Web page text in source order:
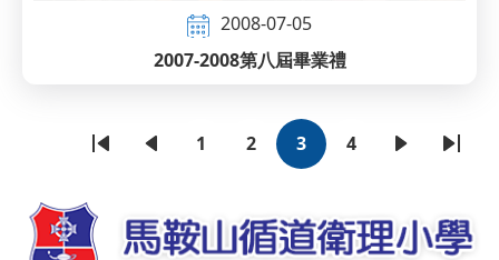
2008-07-05
2007-2008第八屆畢業禮
First
Previous
頁
1
頁
2
目
面
3
頁
4
下
Last